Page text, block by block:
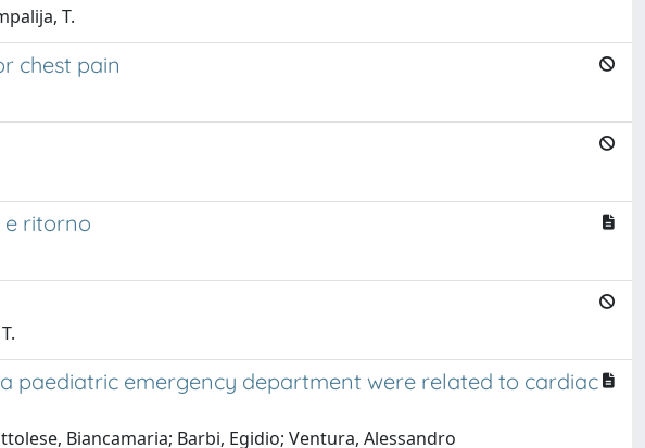
T.
chest pain
e ritorno
paediatric emergency department were related to cardiac
Biancamaria; Barbi, Egidio; Ventura, Alessandro